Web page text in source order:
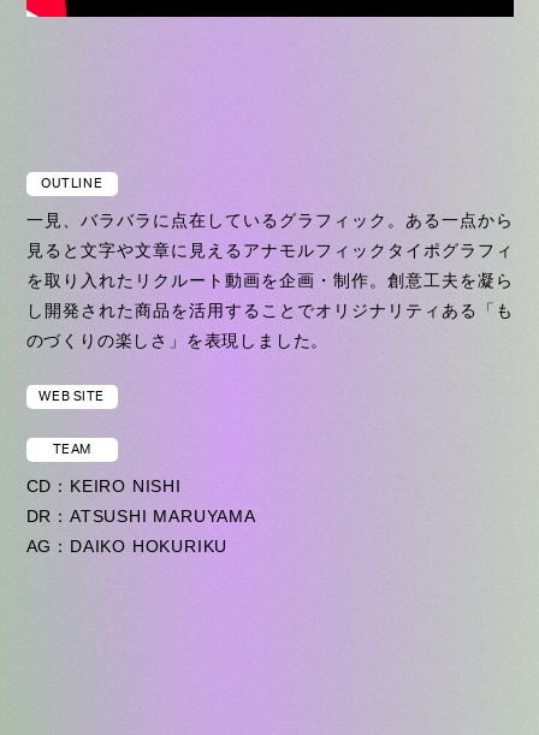
OUTLINE
一見、バラバラに点在しているグラフィック。ある一点から
見ると文字や文章に見えるアナモルフィックタイポグラフィ
を取り入れたリクルート動画を企画・制作。創意工夫を凝ら
し開発された商品を活用することでオリジナリティある「も
のづくりの楽しさ」を表現しました。
WEB SITE
TEAM
CD：KEIRO NISHI
DR：ATSUSHI MARUYAMA
AG：DAIKO HOKURIKU